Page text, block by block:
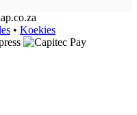
• Koekies